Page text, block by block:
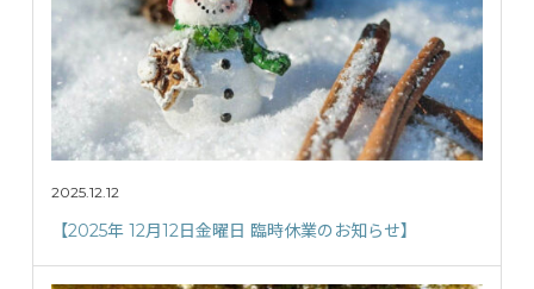
2025.12.12
【2025年 12月12日金曜日 臨時休業のお知らせ】